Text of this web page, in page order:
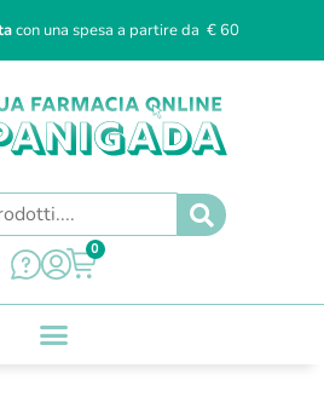
con una spesa a partire da € 60
0